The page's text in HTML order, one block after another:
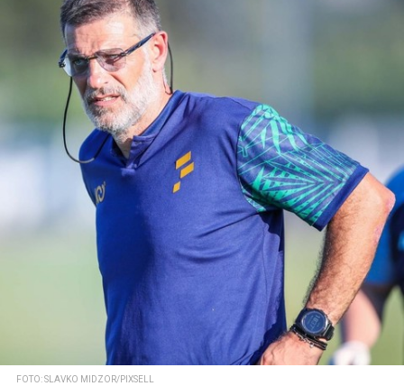
FOTO: SLAVKO MIDZOR/PIXSELL